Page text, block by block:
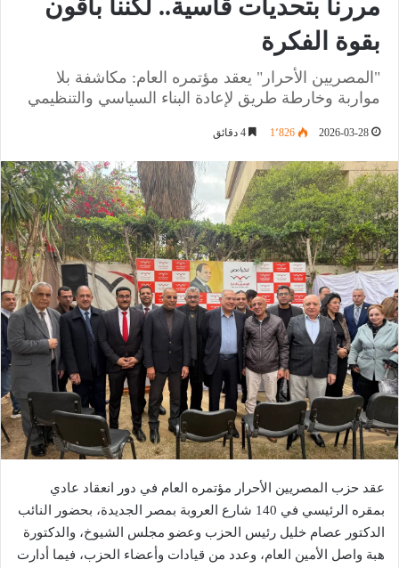
مررنا بتحديات قاسية.. لكننا باقون
بقوة الفكرة
"المصريين الأحرار" يعقد مؤتمره العام: مكاشفة بلا
مواربة وخارطة طريق لإعادة البناء السياسي والتنظيمي
2026-03-28 1٬826
عقد حزب المصريين الأحرار مؤتمره العام في دور انعقاد عادي
بمقره الرئيسي في 140 شارع العروبة بمصر الجديدة، بحضور النائب
الدكتور عصام خليل رئيس الحزب وعضو مجلس الشيوخ، والدكتورة
هبة واصل الأمين العام، وعدد من قيادات وأعضاء الحزب، فيما أدارت